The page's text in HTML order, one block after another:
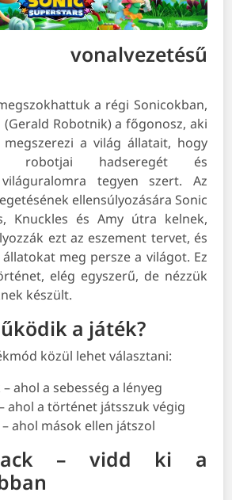
vonalvezetésű
a régi Sonicokban,
(Gerald Robotnik) a főgonosz, aki
a világ állatait, hogy
robotjai hadseregét és
tegyen szert. Az
ellensúlyozására Sonic
Knuckles és Amy útra kelnek,
ezt az eszement tervet, és
meg persze a világot. Ez
elég egyszerű, de nézzük
készült.
a játék?
közül lehet választani:
ahol a sebesség a lényeg
ahol a történet játsszuk végig
ahol mások ellen játszol
– vidd ki a